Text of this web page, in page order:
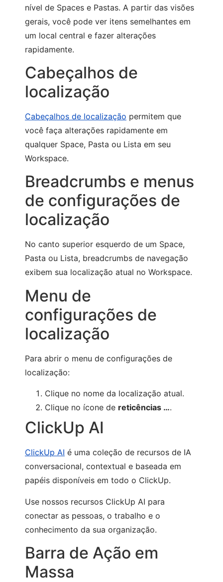
nível de Spaces e Pastas. A partir das visões
gerais, você pode ver itens semelhantes em
um local central e fazer alterações
rapidamente.
Cabeçalhos de
localização
Cabeçalhos de localização permitem que
você faça alterações rapidamente em
qualquer Space, Pasta ou Lista em seu
Workspace.
Breadcrumbs e menus
de configurações de
localização
No canto superior esquerdo de um Space,
Pasta ou Lista, breadcrumbs de navegação
exibem sua localização atual no Workspace.
Menu de
configurações de
localização
Para abrir o menu de configurações de
localização:
Clique no nome da localização atual.
Clique no ícone de reticências ….
ClickUp AI
ClickUp AI é uma coleção de recursos de IA
conversacional, contextual e baseada em
papéis disponíveis em todo o ClickUp.
Use nossos recursos ClickUp AI para
conectar as pessoas, o trabalho e o
conhecimento da sua organização.
Barra de Ação em
Massa